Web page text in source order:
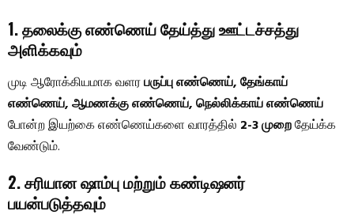
1. தலைக்கு எண்ணெய் தேய்த்து ஊட்டச்சத்து
அளிக்கவும்
முடி ஆரோக்கியமாக வளரபருப்பு எண்ணெய், தேங்காய்
எண்ணெய், ஆமணக்கு எண்ணெய், நெல்லிக்காய் எண்ணெய்
போன்ற இயற்கை எண்ணெய்களை வாரத்தில் 2-3 முறைதேய்க்க
வேண்டும்.
2. சரியான ஷாம்பு மற்றும் கண்டிஷனர்
பயன்படுத்தவும்